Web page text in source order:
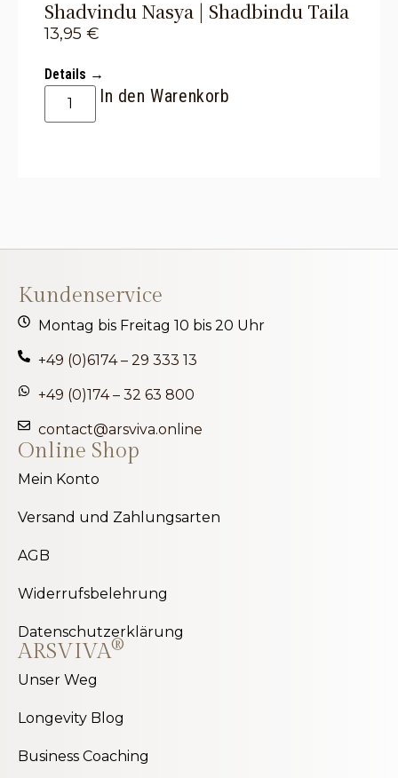
Shadvindu Nasya | Shadbindu Taila
13,95 €
Details →
In den Warenkorb
Kundenservice
Montag bis Freitag 10 bis 20 Uhr
+49 (0)6174 – 29 333 13
+49 (0)174 – 32 63 800
contact@arsviva.online
Online Shop
Mein Konto
Versand und Zahlungsarten
AGB
Widerrufsbelehrung
Datenschutzerklärung
ARSVIVA®
Unser Weg
Longevity Blog
Business Coaching